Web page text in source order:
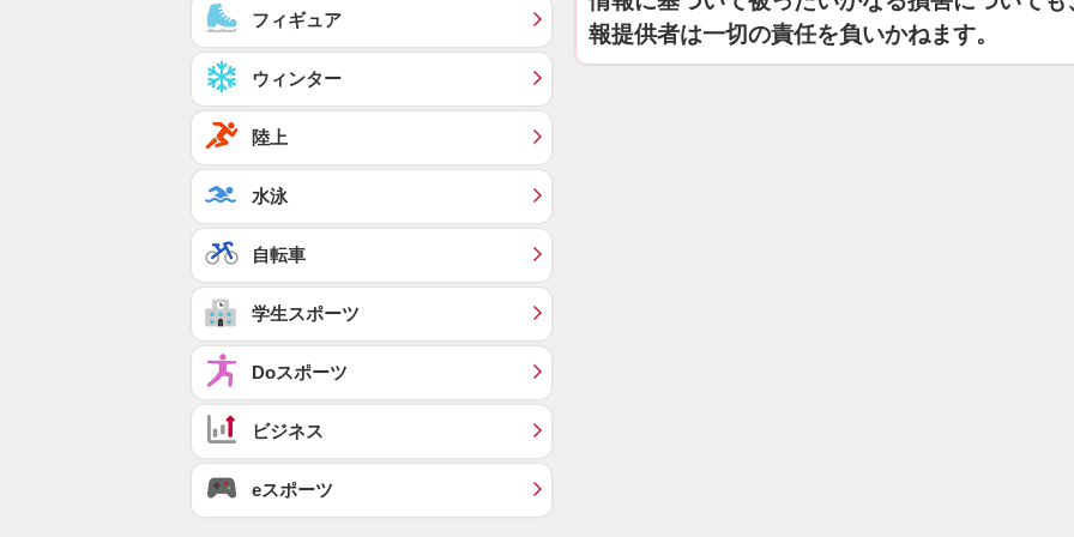
報提供者は一切の責任を負いかねます。
フィギュア
ウィンター
陸上
水泳
自転車
学生スポーツ
Doスポーツ
ビジネス
eスポーツ